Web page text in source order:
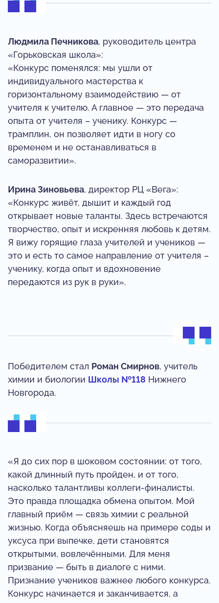
Людмила Печникова, руководитель центра
«Горьковская школа»:
«Конкурс поменялся: мы ушли от
индивидуального мастерства к
горизонтальному взаимодействию — от
учителя к учителю. А главное — это передача
опыта от учителя – ученику. Конкурс —
трамплин, он позволяет идти в ногу со
временем и не останавливаться в
саморазвитии».
Ирина Зиновьева, директор РЦ «Вега»:
«Конкурс живёт, дышит и каждый год
открывает новые таланты. Здесь встречаются
творчество, опыт и искренняя любовь к детям.
Я вижу горящие глаза учителей и учеников —
это и есть то самое направление от учителя –
ученику, когда опыт и вдохновение
передаются из рук в руки».
Победителем стал Роман Смирнов, учитель
химии и биологии Школы №118 Нижнего
Новгорода.
«Я до сих пор в шоковом состоянии: от того,
какой длинный путь пройден, и от того,
насколько талантливы коллеги-финалисты.
Это правда площадка обмена опытом. Мой
главный приём — связь химии с реальной
жизнью. Когда объясняешь на примере соды и
уксуса при выпечке, дети становятся
открытыми, вовлечёнными. Для меня
призвание — быть в диалоге с ними.
Признание учеников важнее любого конкурса.
Конкурс начинается и заканчивается, а